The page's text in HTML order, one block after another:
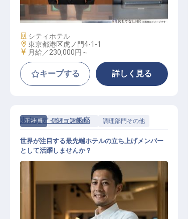
施設業態
シティホテル
勤務地
東京都港区虎ノ門4-1-1
給与
月給／230,000円～
キープする 詳しく見る
正社員 調理（調理師） 調理部門その他
東京エディション銀座
世界が注目する最先端ホテルの立ち上げメンバー
として活躍しませんか？